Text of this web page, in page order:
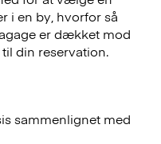
i en by, hvorfor så
er dækket mod
din reservation.
sammenlignet med